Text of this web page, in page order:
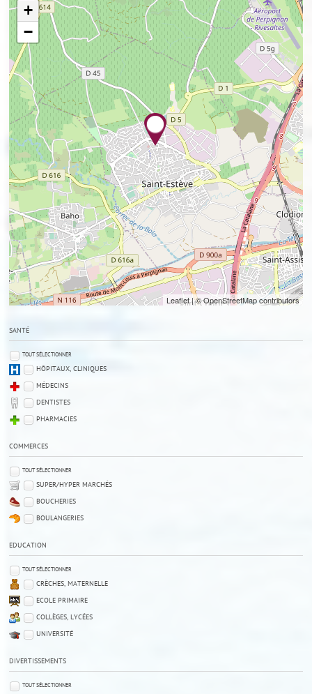
+
−
Leaflet| © OpenStreetMap contributors
SANTÉ
TOUT SÉLECTIONNER
HÔPITAUX, CLINIQUES
MÉDECINS
DENTISTES
PHARMACIES
COMMERCES
TOUT SÉLECTIONNER
SUPER/HYPER MARCHÉS
BOUCHERIES
BOULANGERIES
EDUCATION
TOUT SÉLECTIONNER
CRÈCHES, MATERNELLE
ECOLE PRIMAIRE
COLLÈGES, LYCÉES
UNIVERSITÉ
DIVERTISSEMENTS
TOUT SÉLECTIONNER